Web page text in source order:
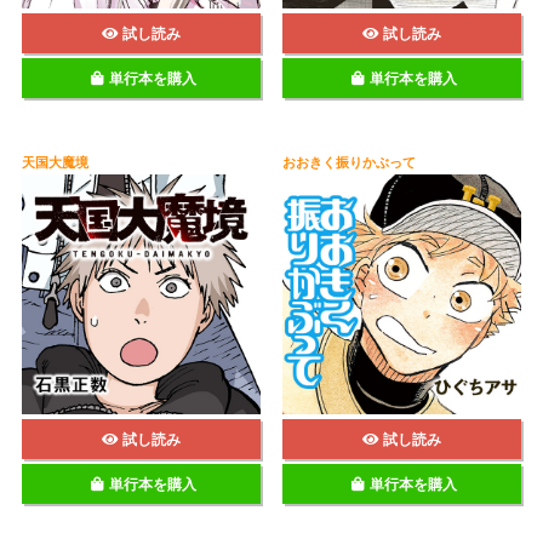
試し読み
単行本を購入
試し読み
単行本を購入
天国大魔境
試し読み
単行本を購入
おおきく振りかぶって
試し読み
単行本を購入